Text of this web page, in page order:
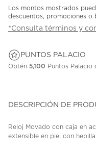
Los montos mostrados
descuentos, promociones o
*Consulta términos y
PUNTOS PALACIO
Obtén 5,100 Puntos Palacio
DESCRIPCIÓN DE
Reloj Movado con caja en
extensible en piel con